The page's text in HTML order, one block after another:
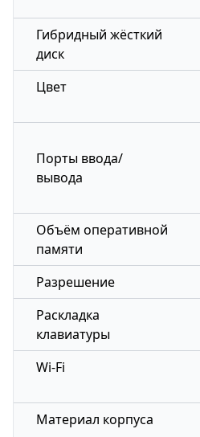
Гибридный жёсткий
диск
Цвет
Порты ввода/
вывода
Объём оперативной
памяти
Разрешение
Раскладка
клавиатуры
Wi-Fi
Материал корпуса